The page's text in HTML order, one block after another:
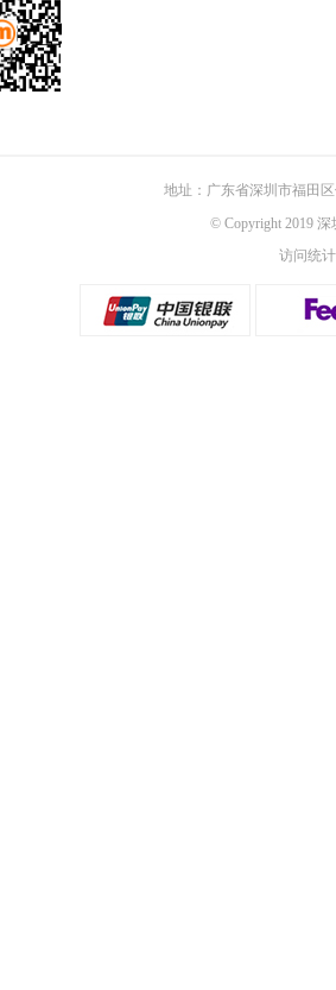
地址：广东省深圳市福田
© Copyright 2019
访问统